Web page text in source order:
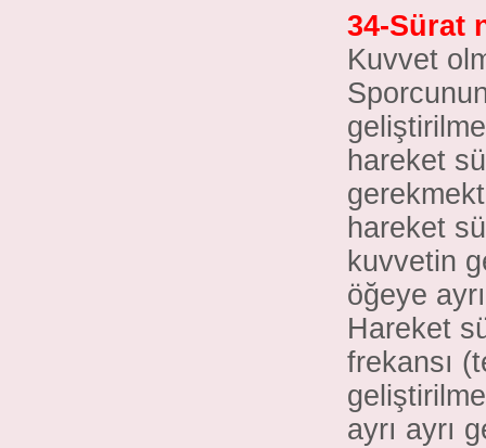
34-Sürat
Kuvvet
hareket
hareket
kuvvetin
öğeye
Hareket
frekansı
ayrı ayrı